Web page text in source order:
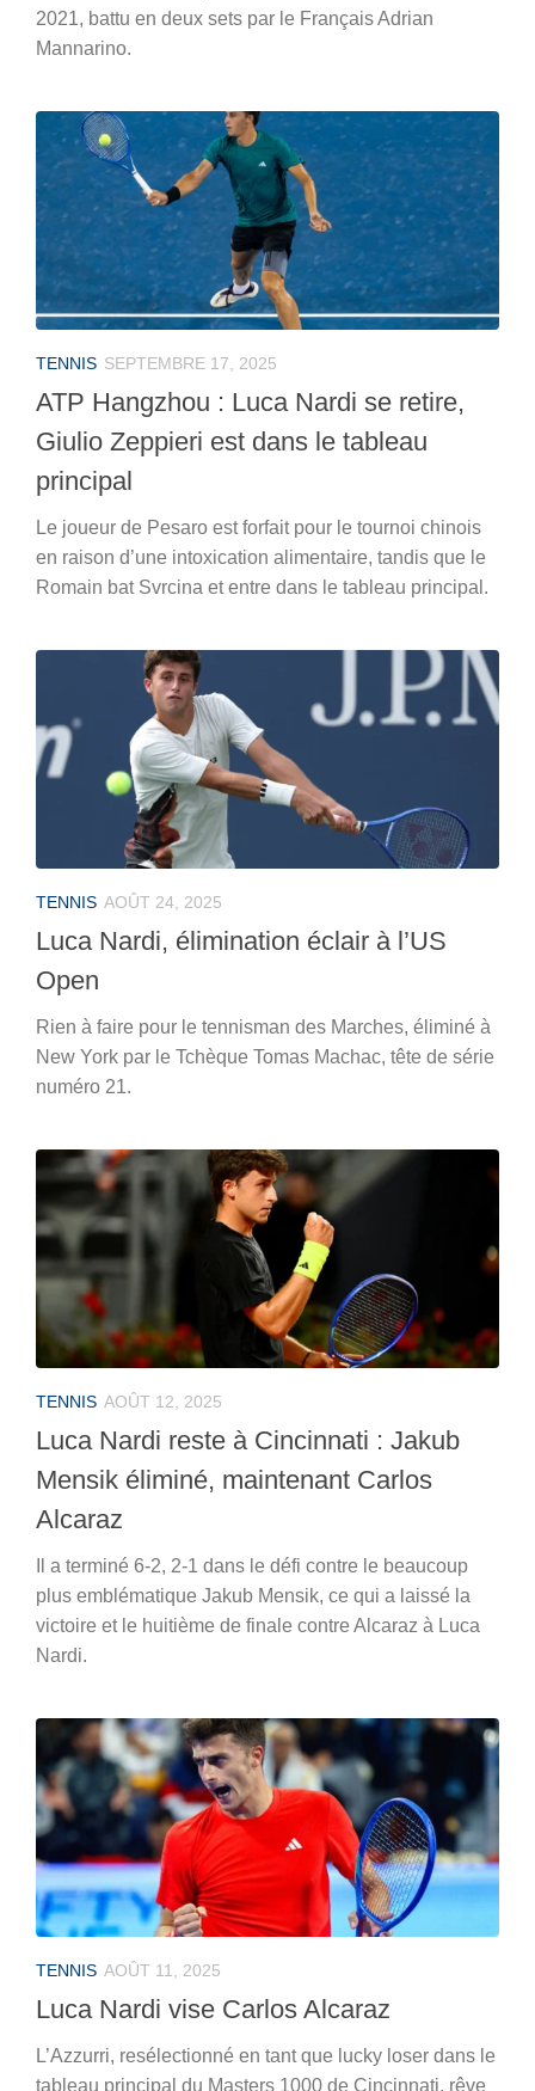
2021, battu en deux sets par le Français Adrian
Mannarino.
TENNIS SEPTEMBRE 17, 2025
ATP Hangzhou : Luca Nardi se retire,
Giulio Zeppieri est dans le tableau
principal
Le joueur de Pesaro est forfait pour le tournoi chinois
en raison d’une intoxication alimentaire, tandis que le
Romain bat Svrcina et entre dans le tableau principal.
TENNIS AOÛT 24, 2025
Luca Nardi, élimination éclair à l’US
Open
Rien à faire pour le tennisman des Marches, éliminé à
New York par le Tchèque Tomas Machac, tête de série
numéro 21.
TENNIS AOÛT 12, 2025
Luca Nardi reste à Cincinnati : Jakub
Mensik éliminé, maintenant Carlos
Alcaraz
Il a terminé 6-2, 2-1 dans le défi contre le beaucoup
plus emblématique Jakub Mensik, ce qui a laissé la
victoire et le huitième de finale contre Alcaraz à Luca
Nardi.
TENNIS AOÛT 11, 2025
Luca Nardi vise Carlos Alcaraz
L’Azzurri, resélectionné en tant que lucky loser dans le
tableau principal du Masters 1000 de Cincinnati, rêve